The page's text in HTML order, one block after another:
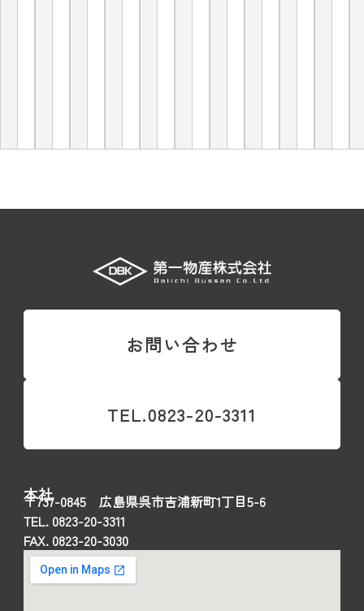
お問い合わせ
TEL.0823-20-3311
本社
〒737-0845 広島県呉市吉浦新町1丁目5-6
TEL. 0823-20-3311
FAX. 0823-20-3030